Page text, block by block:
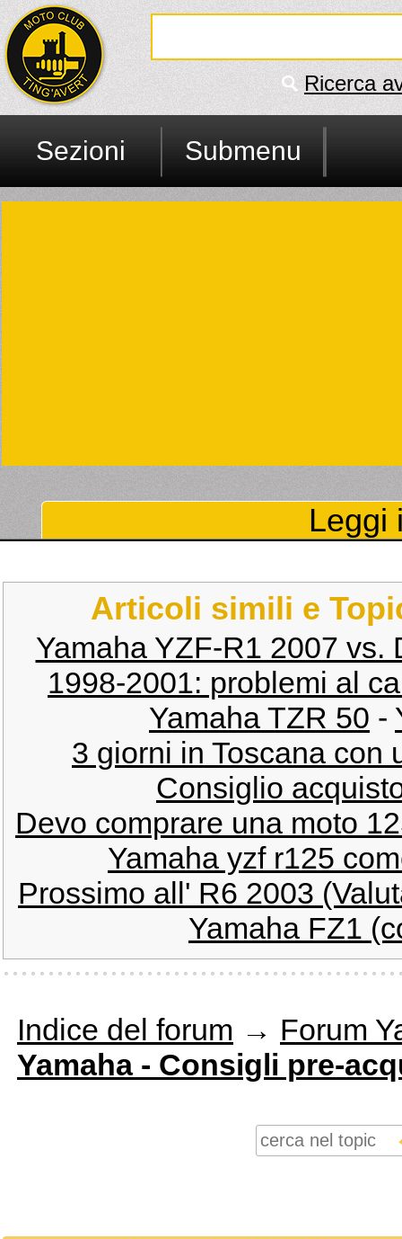
Ricerca
Sezioni Submenu
Leggi
Articoli simili e
Yamaha YZF-R1 2007 vs.
1998-2001: problemi al
Yamaha TZR 50 -
3 giorni in Toscana con
Consiglio
Devo comprare una moto
Yamaha yzf r125
Prossimo all' R6 2003
Yamaha FZ1
Indice del forum → Forum
Yamaha - Consigli pre-